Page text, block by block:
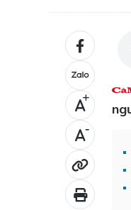
+
-